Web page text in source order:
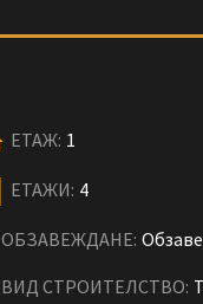
ЕТАЖ: 1
ЕТАЖИ: 4
ОБЗАВЕЖДАНЕ:
ВИД СТРОИТЕЛСТВО: